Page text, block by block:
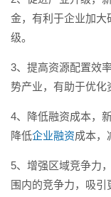
金，有利于企业加大
级。
3、提高资源配置效
势产业，有助于优化
4、降低融资成本，
降低企业融资成本，
5、增强区域竞争力
围内的竞争力，吸引